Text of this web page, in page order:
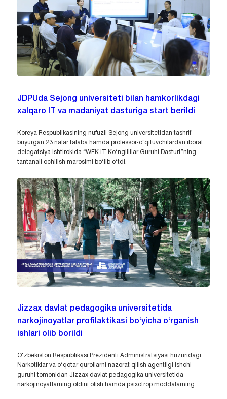
JDPUda Sejong universiteti bilan hamkorlikdagi
xalqaro IT va madaniyat dasturiga start berildi
Koreya Respublikasining nufuzli Sejong universitetidan tashrif
buyurgan 23 nafar talaba hamda professor-o‘qituvchilardan iborat
delegatsiya ishtirokida “WFK IT Ko‘ngillilar Guruhi Dasturi”ning
tantanali ochilish marosimi bo‘lib o‘tdi.
Jizzax davlat pedagogika universitetida
narkojinoyatlar profilaktikasi bo‘yicha o‘rganish
ishlari olib borildi
O‘zbekiston Respublikasi Prezidenti Administratsiyasi huzuridagi
Narkotiklar va o‘qotar qurollarni nazorat qilish agentligi ishchi
guruhi tomonidan Jizzax davlat pedagogika universitetida
narkojinoyatlarning oldini olish hamda psixotrop moddalarning...